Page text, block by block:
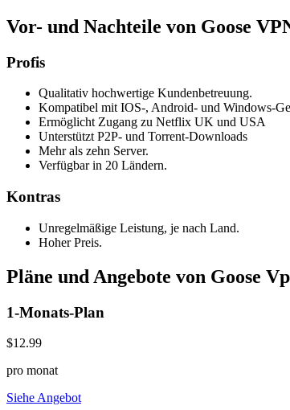
Vor- und Nachteile von Goose
Profis
Qualitativ hochwertige Kundenbetreuung.
Kompatibel mit IOS-, Android- und Windows-
Ermöglicht Zugang zu Netflix UK und USA
Unterstützt P2P- und Torrent-Downloads
Mehr als zehn Server.
Verfügbar in 20 Ländern.
Kontras
Unregelmäßige Leistung, je nach Land.
Hoher Preis.
Pläne und Angebote von Goose
1-Monats-Plan
$12.99
pro monat
Siehe Angebot